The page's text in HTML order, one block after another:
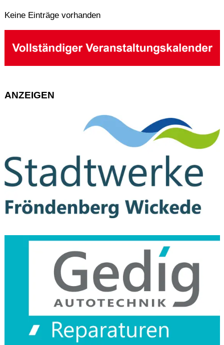
Keine Einträge vorhanden
ANZEIGEN